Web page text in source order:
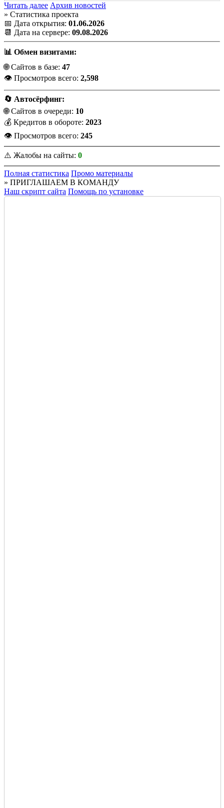
Читать далее Архив новостей
» Статистика проекта
📅 Дата открытия: 01.06.2026
📆 Дата на сервере: 09.08.2026
📊 Обмен визитами:
🌐 Сайтов в базе: 47
👁️ Просмотров всего: 2,598
🔄 Автосёрфинг:
🌐 Сайтов в очереди: 10
💰 Кредитов в обороте: 2023
👁️ Просмотров всего: 245
⚠️ Жалобы на сайты: 0
Полная статистика Промо материалы
» ПРИГЛАШАЕМ В КОМАНДУ
Наш скрипт сайта Помощь по установке